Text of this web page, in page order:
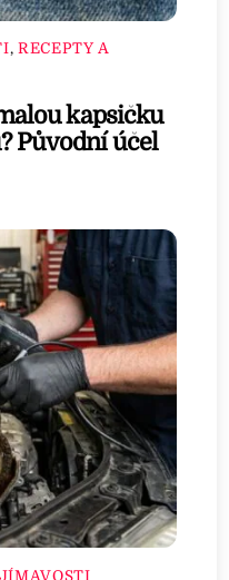
, RECEPTY A
kapsičku
Původní účel